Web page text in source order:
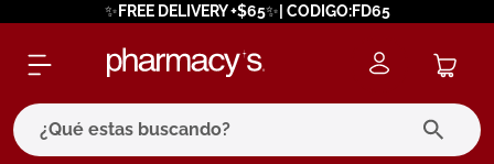
✨FREE DELIVERY +$65✨| CODIGO:FD65
¿Qué estas buscando?